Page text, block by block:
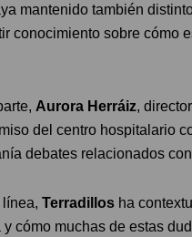
mantenido también
conocimiento sobre cómo
Aurora Herráiz,
del centro hospitalario
debates relacionados
línea, Terradillos ha
y cómo muchas de estas